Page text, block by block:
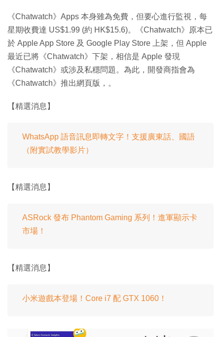
《Chatwatch》Apps 本身雖為免費，但要心進行監視，每
星期收費達 US$1.99 (約 HK$15.6)。《Chatwatch》原本已
於 Apple App Store 及 Google Play Store 上架，但 Apple
最近已將《Chatwatch》下架，相信是 Apple 發現
《Chatwatch》或涉及私穩問題。為此，開發商指會為
《Chatwatch》推出網頁版，。
【精選消息】
WhatsApp 語音訊息即轉文字！支援廣東話、國語
（附實試教學影片）
【精選消息】
ASRock 發布 Phantom Gaming 系列！進軍顯示卡
市場！
【精選消息】
小米遊戲本登場！Core i7 配 GTX 1060！